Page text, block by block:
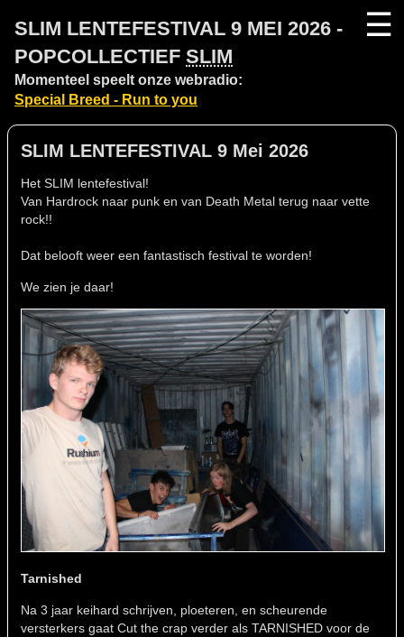
SLIM LENTEFESTIVAL 9 MEI 2026 -
POPCOLLECTIEF SLIM
Momenteel speelt onze webradio:
Special Breed - Run to you
☰
SLIM LENTEFESTIVAL 9 Mei 2026
Het SLIM lentefestival!
Van Hardrock naar punk en van Death Metal terug naar vette
rock!!
Dat belooft weer een fantastisch festival te worden!
We zien je daar!
Tarnished
Na 3 jaar keihard schrijven, ploeteren, en scheurende
versterkers gaat Cut the crap verder als TARNISHED voor de